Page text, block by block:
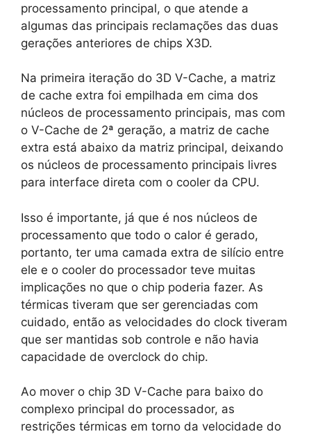
processamento principal, o que atende a
algumas das principais reclamações das duas
gerações anteriores de chips X3D.
Na primeira iteração do 3D V-Cache, a matriz
de cache extra foi empilhada em cima dos
núcleos de processamento principais, mas com
o V-Cache de 2ª geração, a matriz de cache
extra está abaixo da matriz principal, deixando
os núcleos de processamento principais livres
para interface direta com o cooler da CPU.
Isso é importante, já que é nos núcleos de
processamento que todo o calor é gerado,
portanto, ter uma camada extra de silício entre
ele e o cooler do processador teve muitas
implicações no que o chip poderia fazer. As
térmicas tiveram que ser gerenciadas com
cuidado, então as velocidades do clock tiveram
que ser mantidas sob controle e não havia
capacidade de overclock do chip.
Ao mover o chip 3D V-Cache para baixo do
complexo principal do processador, as
restrições térmicas em torno da velocidade do